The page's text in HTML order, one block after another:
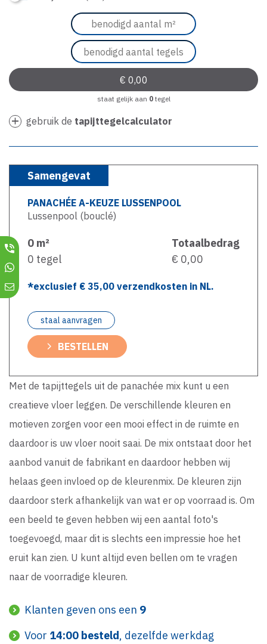
staat gelijk aan 0tegel
gebruik de tapijttegelcalculator
Samengevat
PANACHÉE A-KEUZE LUSSENPOOL
Lussenpool (bouclé)
0 m²
0 tegel
Totaalbedrag
€ 0,00
*exclusief € 35,00 verzendkosten in NL.
staal aanvragen
BESTELLEN
Met de tapijttegels uit de panachée mix kunt u een
creatieve vloer leggen. De verschillende kleuren en
motieven zorgen voor een mooi effect in de ruimte en
daardoor is uw vloer nooit saai. De mix ontstaat door het
aanbod vanuit de fabrikant en daardoor hebben wij
helaas geen invloed op de kleurenmix. De kleuren zijn
daardoor sterk afhankelijk van wat er op voorraad is. Om
een beeld te geven hebben wij een aantal foto's
toegevoegd, maar dit is slechts een impressie hoe het
eruit kan zien. U kunt altijd even bellen om te vragen
naar de voorradige kleuren.
Klanten geven ons een 9
Voor 14:00 besteld, dezelfde werkdag